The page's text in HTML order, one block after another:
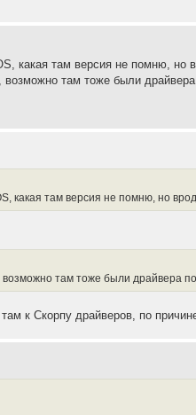
какая там версия не помню,
там тоже были
какая там версия не помню, но
возможно там тоже были драйвера
к Скорпу драйверов, по